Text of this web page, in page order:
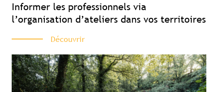
Informer les professionnels via
l’organisation d’ateliers dans vos territoires
Découvrir